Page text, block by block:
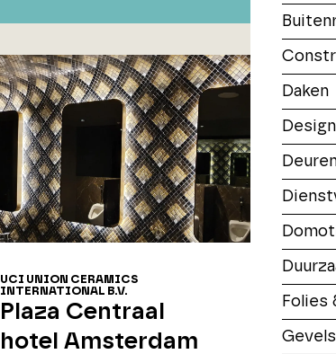
Daken
Design
Folies
Gevels
UCI UNION CERAMICS
INTERNATIONAL B.V.
Plaza Centraal
hotel Amsterdam